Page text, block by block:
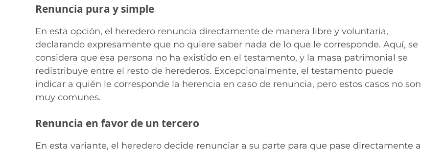
Renuncia pura y simple
En esta opción, el heredero renuncia directamente de manera libre y voluntaria,
declarando expresamente que no quiere saber nada de lo que le corresponde. Aquí, se
considera que esa persona no ha existido en el testamento, y la masa patrimonial se
redistribuye entre el resto de herederos. Excepcionalmente, el testamento puede
indicar a quién le corresponde la herencia en caso de renuncia, pero estos casos no son
muy comunes.
Renuncia en favor de un tercero
En esta variante, el heredero decide renunciar a su parte para que pase directamente a